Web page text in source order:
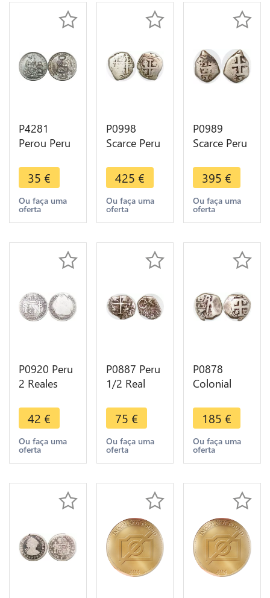
P4281
Perou Peru
1934 Silver
-> Make
offer
35 €
Ou faça uma
oferta
P0998
Scarce Peru
Reales SVL
709 1709
Silver -
>Make
425 €
Ou faça uma
oferta
P0989
Scarce Peru
Real
Macuquina
1728 cob
Silver -
offer
395 €
Ou faça uma
oferta
P0920 Peru
2 Reales
1793 IJ
Large Bust
Silver -
>Make
42 €
Ou faça uma
oferta
P0887 Peru
1/2 Real
1699 Potosi
Silver -
>Make
offer
75 €
Ou faça uma
oferta
P0878
Colonial
2 Reales
cob 76
1776 ?
Silver -
offer
185 €
Ou faça uma
oferta